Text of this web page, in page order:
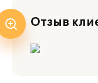
Отзыв